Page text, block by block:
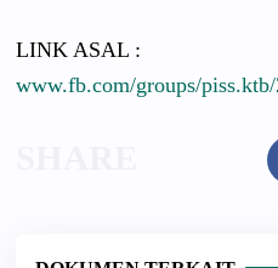
LINK ASAL :
www.fb.com/groups/